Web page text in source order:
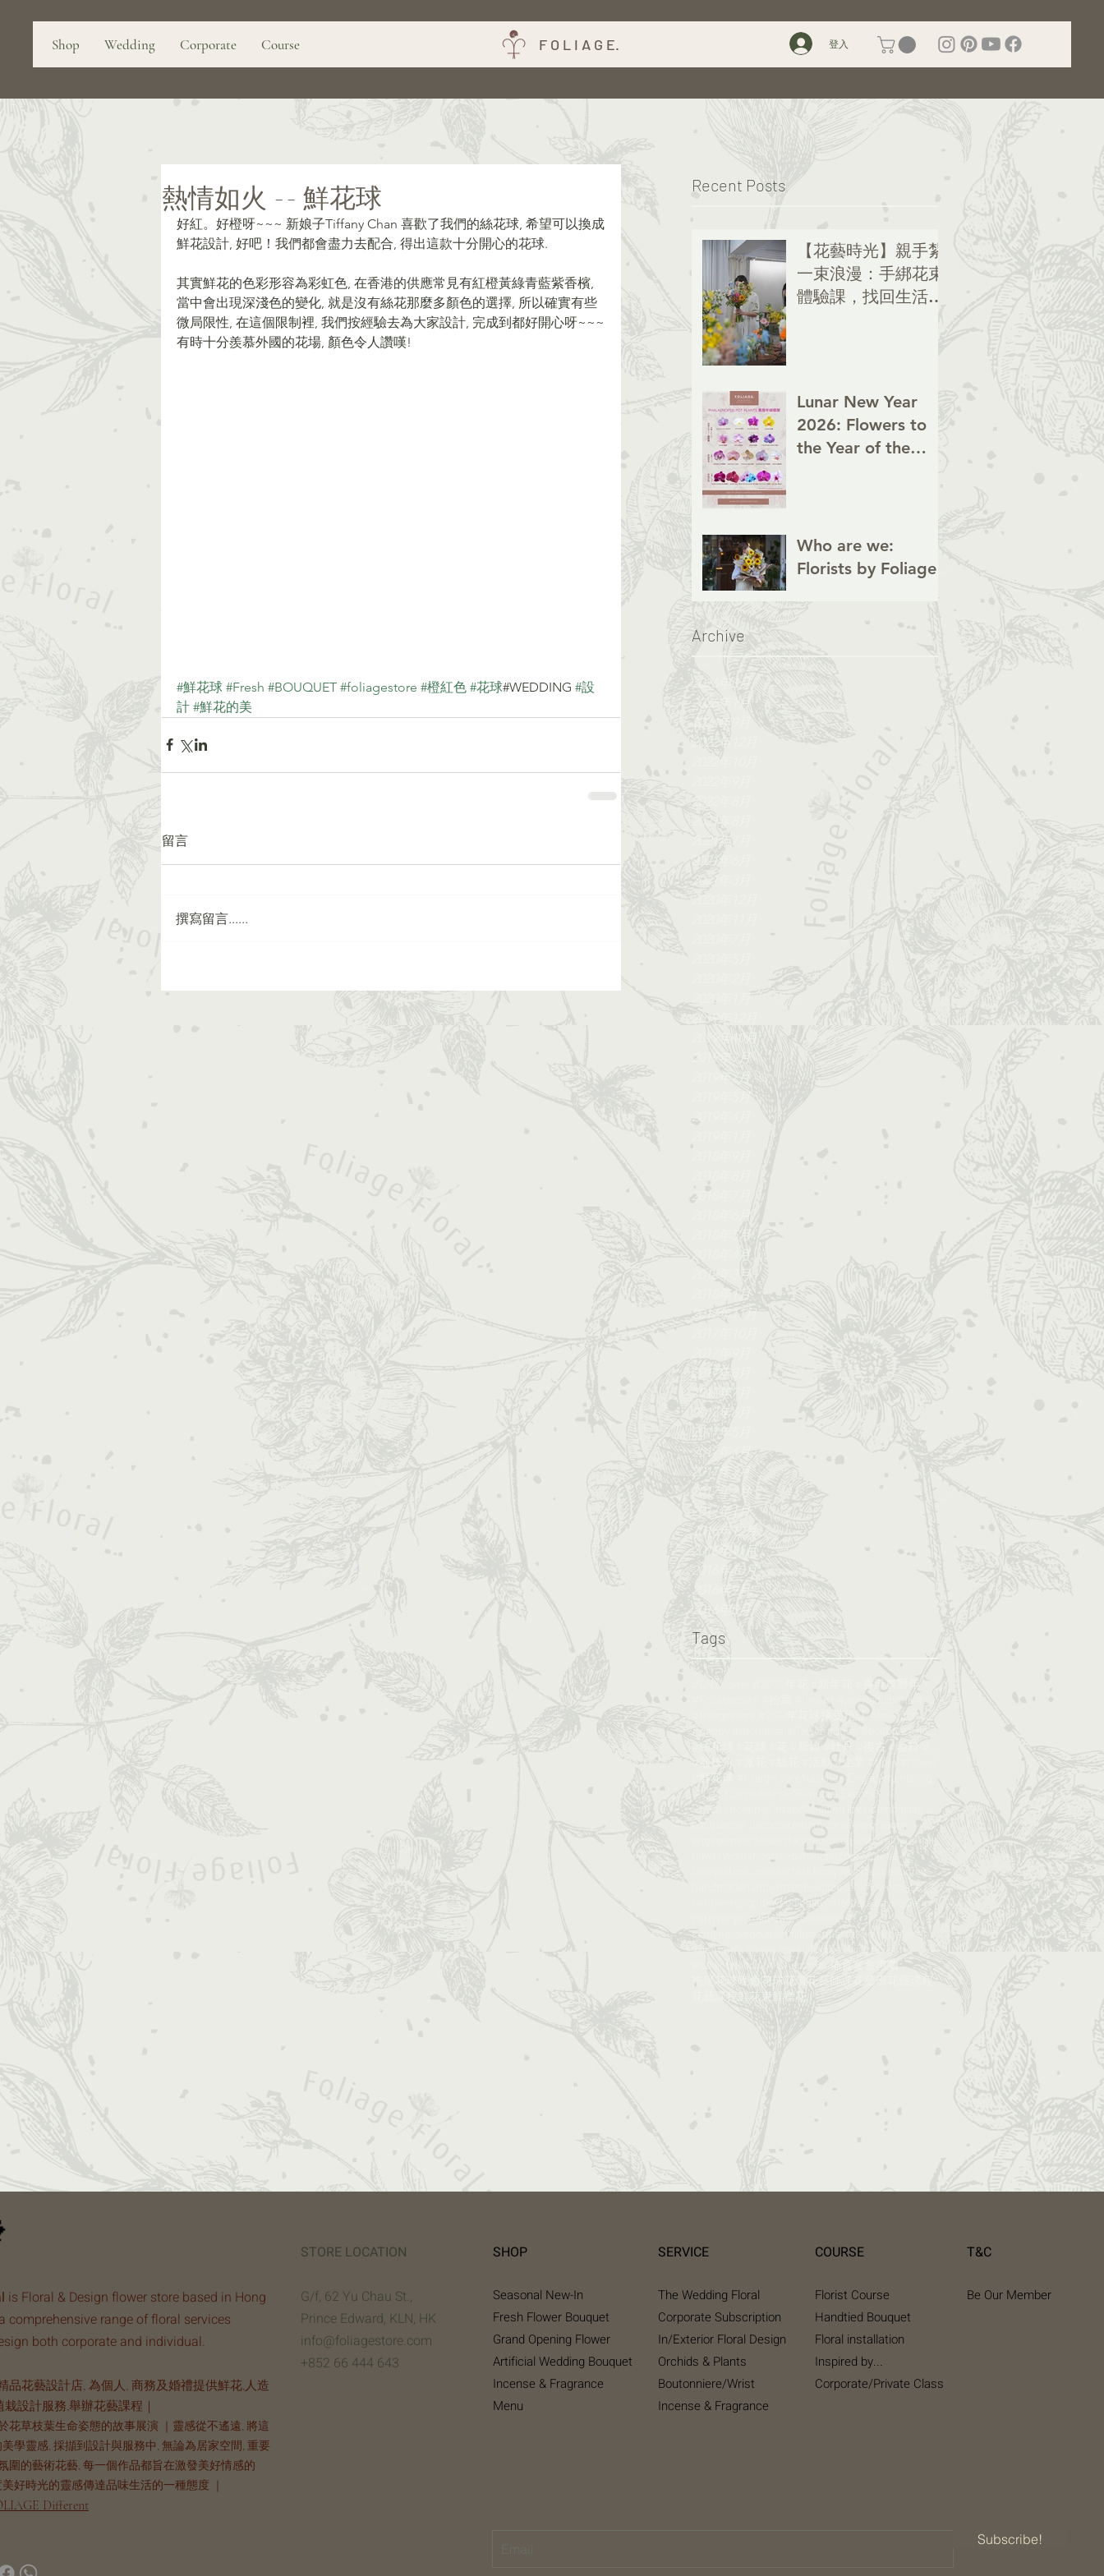
Shop Wedding Corporate Course F O L I A G E. 登入
Recent Posts
【花藝時光】親手紮
一束浪漫：手綁花束
體驗課，找回生活的
Lunar New Year
2026: Flowers to
the Year of the
Who are we:
Florists by Foliage
Archive
2026年3月
2026年1月
2024年9月
2022年12月
2022年10月
2022年8月
2021年8月
2021年7月
2021年6月
2021年3月
2020年12月
2020年1月
2019年12月
2019年10月
2019年9月
2019年7月
2019年4月
2018年7月
2018年6月
2018年5月
2018年4月
2018年3月
2018年1月
2017年11月
2017年8月
2017年7月
2017年6月
2017年5月
2017年4月
2017年3月
2017年2月
2017年1月
2016年12月
2016年11月
2016年10月
2016年9月
2016年5月
Tags
#CNYflower #2020年花 #新年花 #香港農曆年
#荔枝角 #派花 #絲花 #活動 #企業 #floral#flower
#鮮花球 #foliagestore
Audience Engagement
CNY
Special Events
Styled shooting
Wedding invitation bigday
bouquet
corsage
fauxbouquet floral floristhk
foliagestore_course
gift bouquet
hkflowerclass​​
hkwedding love mothers day noblefir
roadshow
silkbouquet silkflower
wedding floral
weddingdeco
佈置 宴會
拖尾花球
晚會 花球 花環 花藝師課​​ 花藝班
花藝課程
花藝課程​​ 鮮花束 鮮襟花
熱情如火 -- 鮮花球
好紅。好橙呀~~~ 新娘子Tiffany Chan 喜歡了我們的絲花球, 希望可以換成
鮮花設計, 好吧！我們都會盡力去配合, 得出這款十分開心的花球.
其實鮮花的色彩形容為彩虹色, 在香港的供應常見有紅橙黃綠青藍紫香檳,
當中會出現深淺色的變化, 就是沒有絲花那麼多顏色的選擇, 所以確實有些
微局限性, 在這個限制裡, 我們按經驗去為大家設計, 完成到都好開心呀~~~
有時十分羨慕外國的花場, 顏色令人讚嘆!
#鮮花球 #Fresh #BOUQUET #foliagestore #橙紅色 #花球#WEDDING #設
計 #鮮花的美
留言
撰寫留言......
is Floral & Design flower store based in Hong
comprehensive range of floral services
both corporate and individual.
品花藝設計店, 為個人, 商務及婚禮提供鮮花,人造
設計服務,舉辦花藝課程｜
花草枝葉生命姿態的故事展演 ｜靈感從不遙遠, 將這
學靈感, 採擷到設計與服務中, 無論為居家空間, 重要
圍的藝術花藝, 每一個作品都旨在激發美好情感的
好時光的靈感傳達品味生活的一種態度 ｜
Different
STORE LOCATION
G/f, 62 Yu Chau St.,
Prince Edward, KLN, HK
info@foliagestore.com
+852 66 444 643
SHOP
Seasonal New-In
Fresh Flower Bouquet
Grand Opening Flower
Artificial Wedding Bouquet​
Incense & Fragrance
Menu
SERVICE
The Wedding Floral
Corporate Subscription
In/Exterior Floral Design
Orchids & Plants
Boutonniere/Wrist
Incense & Fragrance
COURSE
Florist Course
Handtied Bouquet
Floral installation
Inspired by...
Corporate/Private Class
T&C
Be Our Member
Subscribe!